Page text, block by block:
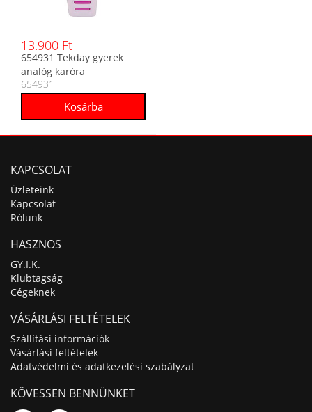
13.900 Ft
654931 Tekday gyerek
analóg karóra
654931
KAPCSOLAT
Üzleteink
Kapcsolat
Rólunk
HASZNOS
GY.I.K.
Klubtagság
Cégeknek
VÁSÁRLÁSI FELTÉTELEK
Szállítási információk
Vásárlási feltételek
Adatvédelmi és adatkezelési szabályzat
KÖVESSEN BENNÜNKET